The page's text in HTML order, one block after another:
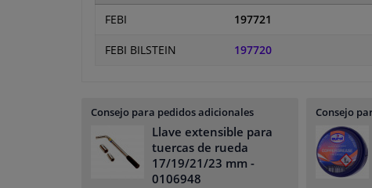
FEBI 197721
FEBI BILSTEIN 197720
Consejo para pedidos adicionales
Llave extensible para
tuercas de rueda
17/19/21/23 mm -
0106948
Consejo